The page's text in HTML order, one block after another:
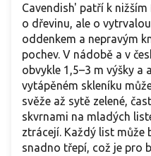
Cavendish' patří k
o dřevinu, ale o
oddenkem a nepravým
pochev. V nádobě a v
obvykle 1,5–3 m výšky a
vytápěném skleníku
svěže až sytě zelené,
skvrnami na mladých
ztrácejí. Každý list může
snadno třepí, což je pro